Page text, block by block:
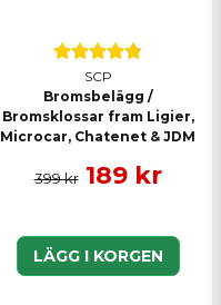
SCP
Bromsbelägg /
Bromsklossar fram Ligier,
Microcar, Chatenet & JDM
399 kr 189 kr
LÄGG I KORGEN